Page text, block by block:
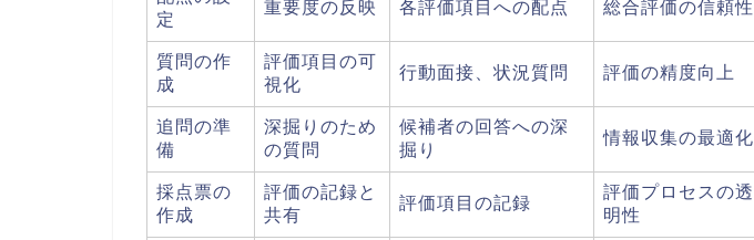
定
重要度の反映 各評価項目への配点 総合評価の信頼性
質問の作
成
評価項目の可
視化
行動面接、状況質問 評価の精度向上
追問の準
備
深掘りのため
の質問
候補者の回答への深
掘り
情報収集の最適化
採点票の
作成
評価の記録と
共有
評価項目の記録
評価プロセスの透
明性